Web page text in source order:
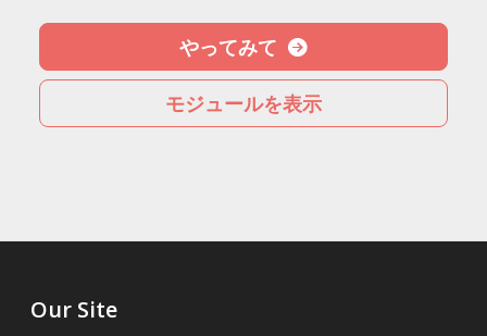
やってみて
モジュールを表示
Our Site